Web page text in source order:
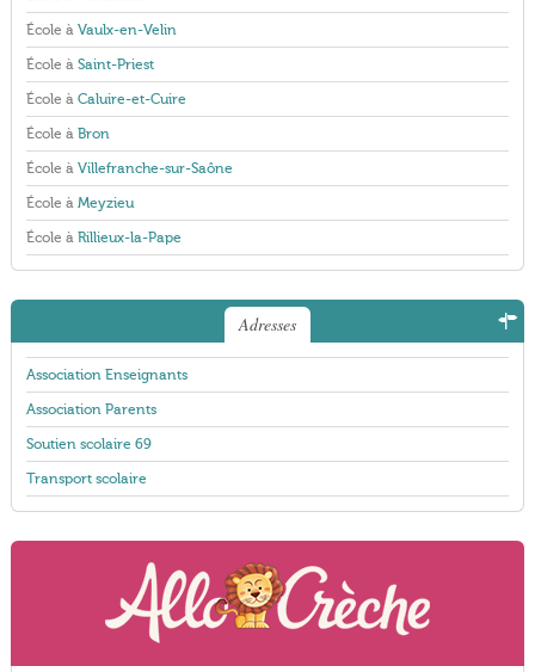
École à Vaulx-en-Velin
École à Saint-Priest
École à Caluire-et-Cuire
École à Bron
École à Villefranche-sur-Saône
École à Meyzieu
École à Rillieux-la-Pape
Adresses
Association Enseignants
Association Parents
Soutien scolaire 69
Transport scolaire